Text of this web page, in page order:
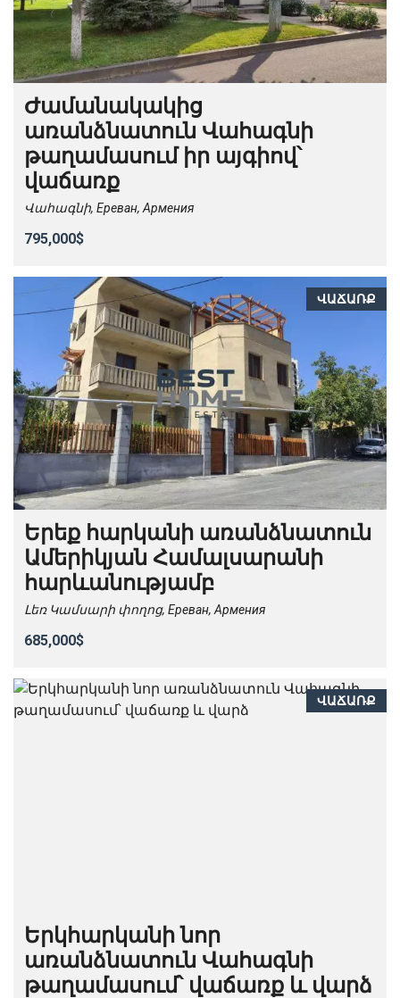
Ժամանակակից
առանձնատուն Վահագնի
թաղամասում իր այգիով՝
վաճառք
Վահագնի, Ереван, Армения
795,000$
ՎԱՃԱՌՔ
Երեք հարկանի առանձնատուն
Ամերիկյան Համալսարանի
հարևանությամբ
Լեռ Կամսարի փողոց, Ереван, Армения
685,000$
ՎԱՃԱՌՔ
Երկհարկանի նոր
առանձնատուն Վահագնի
թաղամասում՝ վաճառք և վարձ